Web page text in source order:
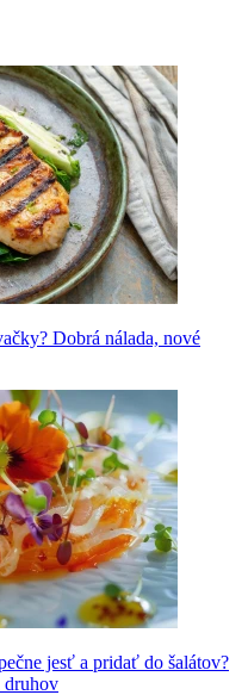
Dobrá nálada, nové
jesť a pridať do šalátov?
druhov